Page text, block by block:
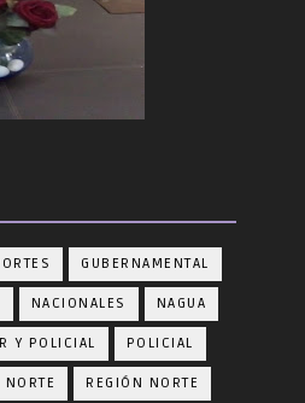
GUBERNAMENTAL
NACIONALES NAGUA
Y POLICIAL POLICIAL
REGIÓN NORTE